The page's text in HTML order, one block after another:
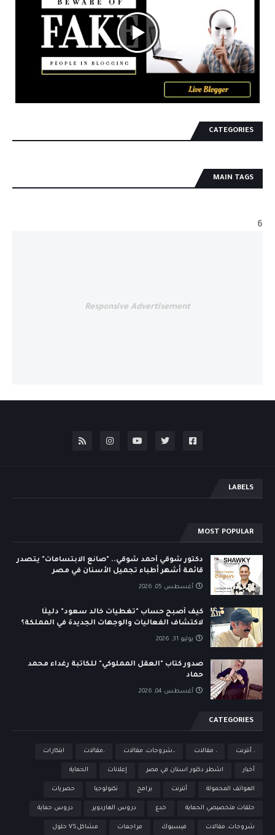
CATEGORIES
MAIN TAGS
6
Responsive Advertisement
LABELS
MOST POPULAR
دكتور شوقي أحمد شوقي.. "صانع الابتسامات" يتصدر
قائمة أشهر أطباء تجميل الأسنان في مصر
أغسطس 05, 2026
كيف أصبح حساب "تغطيات خالد سعود" دليلًا
لاكتشاف الفعاليات والوجهات الجديدة في المملكة؟
يوليو 31, 2026
صدور كتاب "العقل المملوكي" للكاتبة رغداء محمد
حماد
أغسطس 04, 2026
CATEGORIES
، أنترنت ، مقالات ،،شروحات، مقالات ،مقالات ابتكارات
أخبار اشطر دكتور اسنان في مصر إعلانات الحماية
الهواتف المحمولة أنترنت برامج تكنولوجيا حصريات
حلقات متخصيصي الحماية خدع دروس الهاردوير دروس حماية
شروحات، مقالات فيسبوك مراجعات مشاكلVS حلول